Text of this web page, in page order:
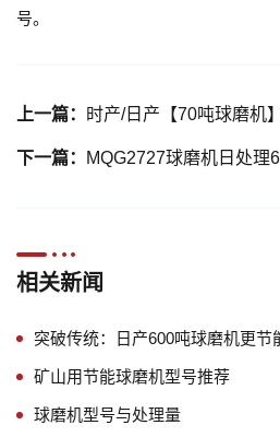
号。
上一篇：
下一篇： MQG2727球磨机日处理
相关新闻
突破传统：日产600吨球磨机更节
矿山用节能球磨机型号推荐
球磨机型号与处理量